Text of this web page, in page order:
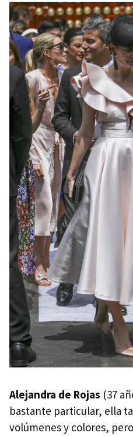
Alejandra de Rojas (37
bastante particular, ella
volúmenes y colores,